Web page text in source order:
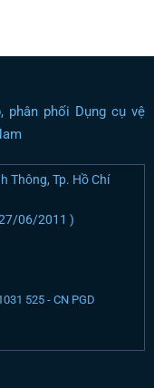
phân phối Dụng cụ vệ
Thông, Tp. Hồ Chí
06/2011 )
525 - CN PGD